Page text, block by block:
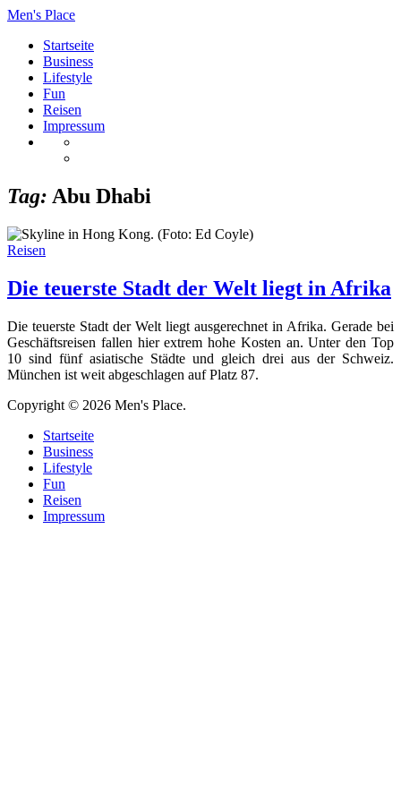
Men's Place
Startseite
Business
Lifestyle
Fun
Reisen
Impressum
Tag: Abu Dhabi
Reisen
Die teuerste Stadt der Welt liegt in Afrika
Die teuerste Stadt der Welt liegt ausgerechnet in Afrika. Gerade bei
Geschäftsreisen fallen hier extrem hohe Kosten an. Unter den Top
10 sind fünf asiatische Städte und gleich drei aus der Schweiz.
München ist weit abgeschlagen auf Platz 87.
Copyright © 2026 Men's Place.
Startseite
Business
Lifestyle
Fun
Reisen
Impressum